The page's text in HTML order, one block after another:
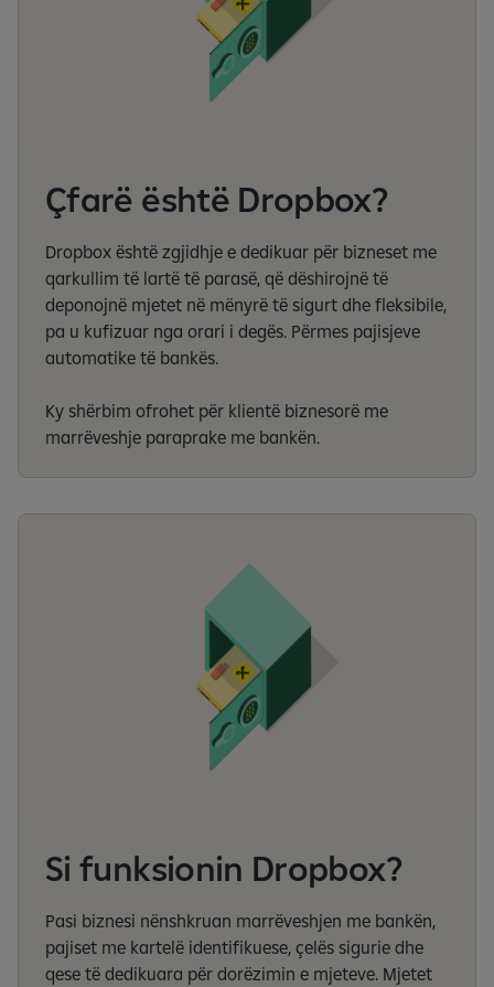
Çfarë është Dropbox?
Dropbox është zgjidhje e dedikuar për bizneset me
qarkullim të lartë të parasë, që dëshirojnë të
deponojnë mjetet në mënyrë të sigurt dhe fleksibile,
pa u kufizuar nga orari i degës. Përmes pajisjeve
automatike të bankës.
Ky shërbim ofrohet për klientë biznesorë me
marrëveshje paraprake me bankën.
Si funksionin Dropbox?
Pasi biznesi nënshkruan marrëveshjen me bankën,
pajiset me kartelë identifikuese, çelës sigurie dhe
qese të dedikuara për dorëzimin e mjeteve. Mjetet